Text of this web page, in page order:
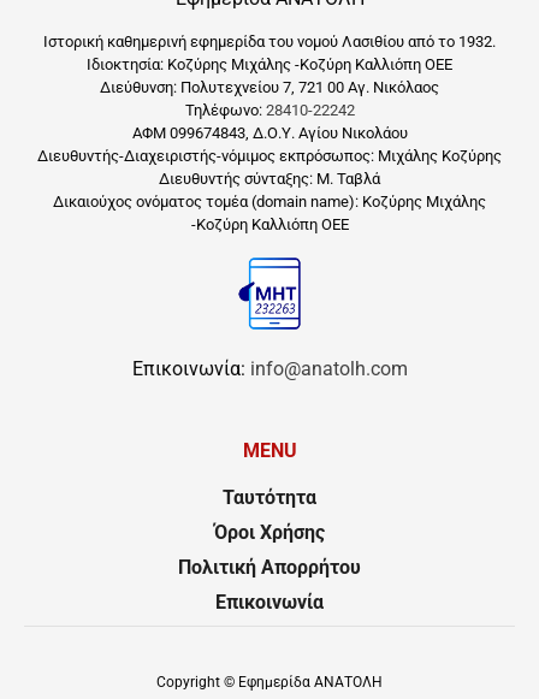
Ιστορική καθημερινή εφημερίδα του νομού Λασιθίου από το 1932.
Ιδιοκτησία: Κοζύρης Μιχάλης -Κοζύρη Καλλιόπη ΟΕΕ
Διεύθυνση: Πολυτεχνείου 7, 721 00 Αγ. Νικόλαος
Τηλέφωνο: 28410-22242
ΑΦΜ 099674843, Δ.Ο.Υ. Αγίου Νικολάου
Διευθυντής-Διαχειριστής-νόμιμος εκπρόσωπος: Μιχάλης Κοζύρης
Διευθυντής σύνταξης: Μ. Ταβλά
Δικαιούχος ονόματος τομέα (domain name): Κοζύρης Μιχάλης
-Κοζύρη Καλλιόπη ΟΕΕ
Επικοινωνία: info@anatolh.com
MENU
Ταυτότητα
Όροι Χρήσης
Πολιτική Απορρήτου
Επικοινωνία
Copyright © Εφημερίδα ΑΝΑΤΟΛΗ